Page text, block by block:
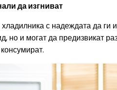
да изгниват
с надеждата да
но и могат да предизвикат